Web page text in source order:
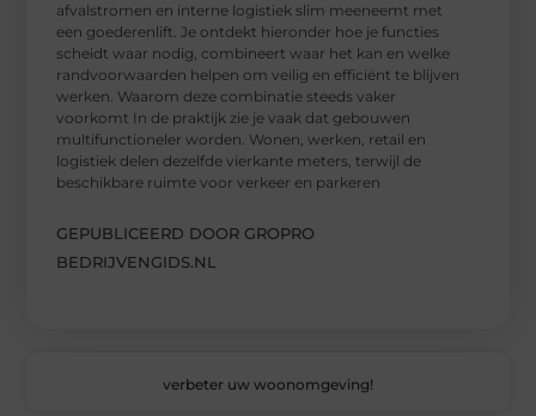
afvalstromen en interne logistiek slim meeneemt met
een goederenlift. Je ontdekt hieronder hoe je functies
scheidt waar nodig, combineert waar het kan en welke
randvoorwaarden helpen om veilig en efficiënt te blijven
werken. Waarom deze combinatie steeds vaker
voorkomt In de praktijk zie je vaak dat gebouwen
multifunctioneler worden. Wonen, werken, retail en
logistiek delen dezelfde vierkante meters, terwijl de
beschikbare ruimte voor verkeer en parkeren
GEPUBLICEERD DOOR GROPRO
BEDRIJVENGIDS.NL
verbeter uw woonomgeving!